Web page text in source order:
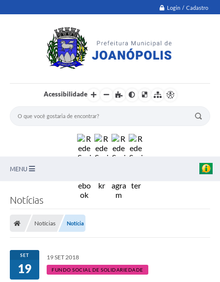
Login / Cadastro
Acessibilidade
MENU
Transparência
Editais
Notícias
Notícias Notícia
SET
19
19 SET 2018
FUNDO SOCIAL DE SOLIDARIEDADE